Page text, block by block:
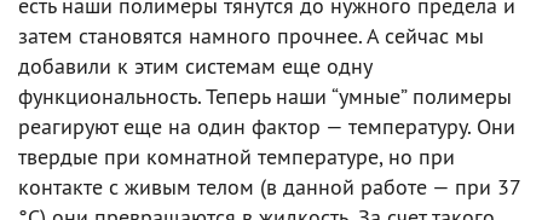
затем становятся намного прочнее. А сейчас мы
добавили к этим системам еще одну
функциональность. Теперь наши “умные” полимеры
реагируют еще на один фактор — температуру. Они
твердые при комнатной температуре, но при
контакте с живым телом (в данной работе — при 37